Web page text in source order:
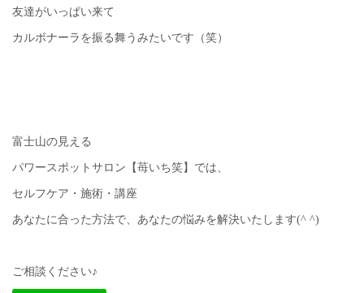
友達がいっぱい来て
カルボナーラを振る舞うみたいです（笑）
富士山の見える
パワースポットサロン【苺いち笑】では、
セルフケア・施術・講座
あなたに合った方法で、あなたの悩みを解決いたします(^ ^)
ご相談ください♪